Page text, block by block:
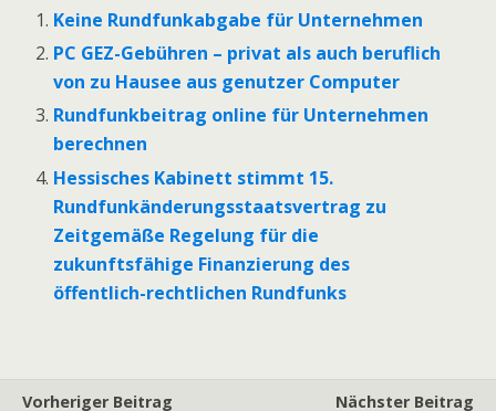
Keine Rundfunkabgabe für Unternehmen
PC GEZ-Gebühren – privat als auch beruflich
von zu Hausee aus genutzer Computer
Rundfunkbeitrag online für Unternehmen
berechnen
Hessisches Kabinett stimmt 15.
Rundfunkänderungsstaatsvertrag zu
Zeitgemäße Regelung für die
zukunftsfähige Finanzierung des
öffentlich-rechtlichen Rundfunks
Vorheriger Beitrag Nächster Beitrag